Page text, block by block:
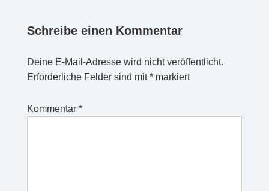
Schreibe einen Kommentar
Deine E-Mail-Adresse wird nicht veröffentlicht.
Erforderliche Felder sind mit* markiert
Kommentar *